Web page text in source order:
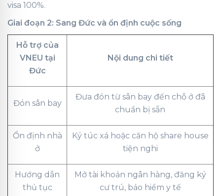
visa 100%.
Giai đoạn 2: Sang Đức và ổn định cuộc sống
Hỗ trợ của
VNEU tại
Đức
Nội dung chi tiết
Đón sân bay
Đưa đón từ sân bay đến chỗ ở đã
chuẩn bị sẵn
Ổn định nhà
ở
Ký túc xá hoặc căn hộ share house
tiện nghi
Hướng dẫn
thủ tục
Mở tài khoản ngân hàng, đăng ký
cư trú, bảo hiểm y tế